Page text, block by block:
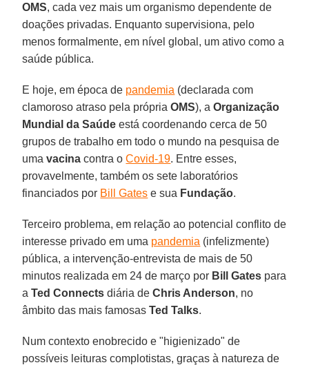
OMS, cada vez mais um organismo dependente de
doações privadas. Enquanto supervisiona, pelo
menos formalmente, em nível global, um ativo como a
saúde pública.
E hoje, em época de pandemia (declarada com
clamoroso atraso pela própriaOMS), aOrganização
Mundial da Saúde está coordenando cerca de 50
grupos de trabalho em todo o mundo na pesquisa de
umavacina contra oCovid-19. Entre esses,
provavelmente, também os sete laboratórios
financiados por Bill Gates e sua Fundação.
Terceiro problema, em relação ao potencial conflito de
interesse privado em uma pandemia (infelizmente)
pública, a intervenção-entrevista de mais de 50
minutos realizada em 24 de março por Bill Gates para
aTed Connects diária deChris Anderson, no
âmbito das mais famosasTed Talks.
Num contexto enobrecido e "higienizado" de
possíveis leituras complotistas, graças à natureza de